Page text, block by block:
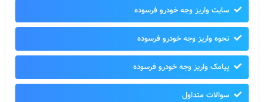
سایت واریز وجه خودرو فرسوده
نحوه واریز وجه خودرو فرسوده
پیامک واریز وجه خودرو فرسوده
سوالات متداول